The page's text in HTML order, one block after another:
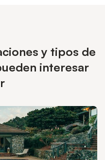
y tipos de
interesar